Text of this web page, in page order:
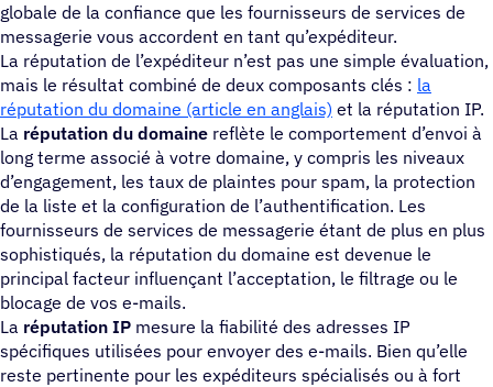
globale de la confiance que les fournisseurs de services de
messagerie vous accordent en tant qu’expéditeur.
La réputation de l’expéditeur n’est pas une simple évaluation,
mais le résultat combiné de deux composants clés : la
réputation du domaine (article en anglais) et la réputation IP.
La réputation du domaine reflète le comportement d’envoi à
long terme associé à votre domaine, y compris les niveaux
d’engagement, les taux de plaintes pour spam, la protection
de la liste et la configuration de l’authentification. Les
fournisseurs de services de messagerie étant de plus en plus
sophistiqués, la réputation du domaine est devenue le
principal facteur influençant l’acceptation, le filtrage ou le
blocage de vos e-mails.
La réputation IP mesure la fiabilité des adresses IP
spécifiques utilisées pour envoyer des e-mails. Bien qu’elle
reste pertinente pour les expéditeurs spécialisés ou à fort